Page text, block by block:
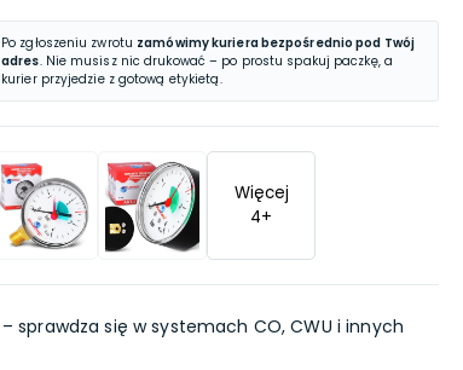
Po zgłoszeniu zwrotu zamówimy kuriera bezpośrednio pod Twój
adres. Nie musisz nic drukować – po prostu spakuj paczkę, a
kurier przyjedzie z gotową etykietą.
Więcej
4+
– sprawdza się w systemach CO, CWU i innych